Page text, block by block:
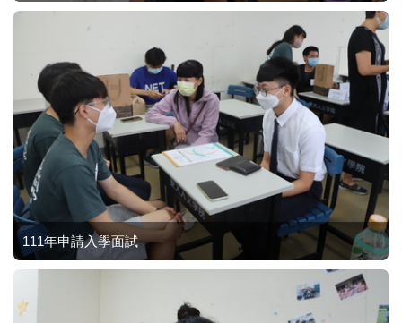
111年申請入學面試